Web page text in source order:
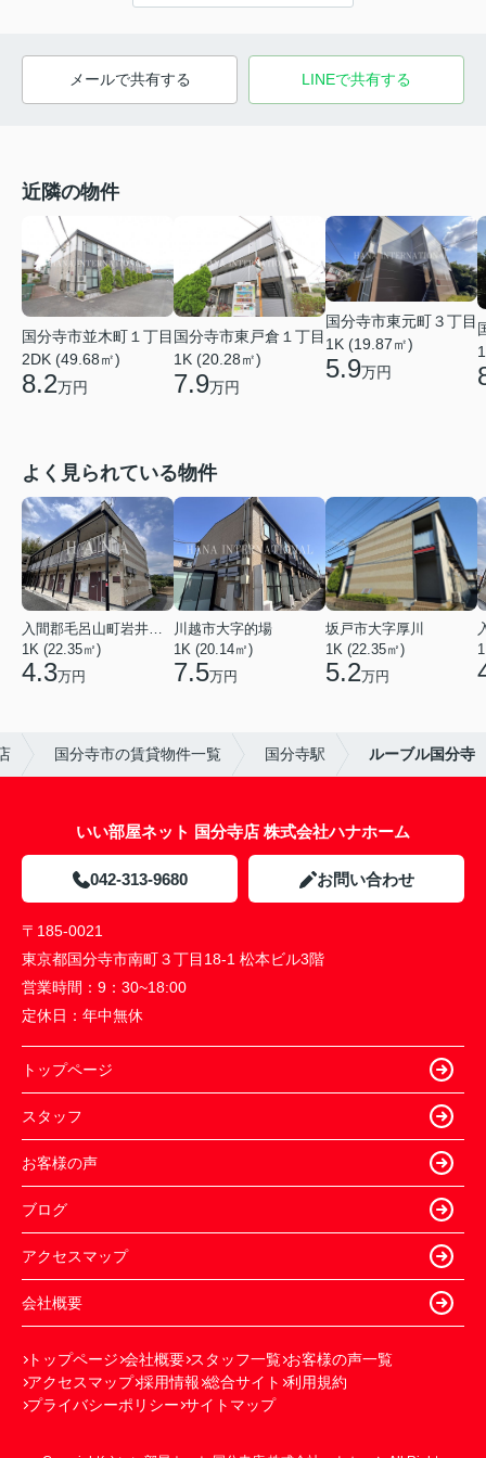
メールで共有する LINEで共有する
近隣の物件
国分寺市並木町１丁目
2DK (49.68㎡)
8.2万円
国分寺市東戸倉１丁目
1K (20.28㎡)
7.9万円
国分寺市東元町３丁目
1K (19.87㎡)
5.9万円
よく見られている物件
入間郡毛呂山町岩井西１丁目
1K (22.35㎡)
4.3万円
川越市大字的場
1K (20.14㎡)
7.5万円
坂戸市大字厚川
1K (22.35㎡)
5.2万円
国分寺市の賃貸物件一覧 国分寺駅 ルーブル国分寺
いい部屋ネット 国分寺店 株式会社ハナホーム
042-313-9680 お問い合わせ
〒185-0021
東京都国分寺市南町３丁目18-1 松本ビル3階
営業時間： 9：30~18:00
定休日： 年中無休
トップページ
スタッフ
お客様の声
ブログ
アクセスマップ
会社概要
トップページ 会社概要 スタッフ一覧 お客様の声一覧
アクセスマップ 採用情報 総合サイト 利用規約
プライバシーポリシー サイトマップ